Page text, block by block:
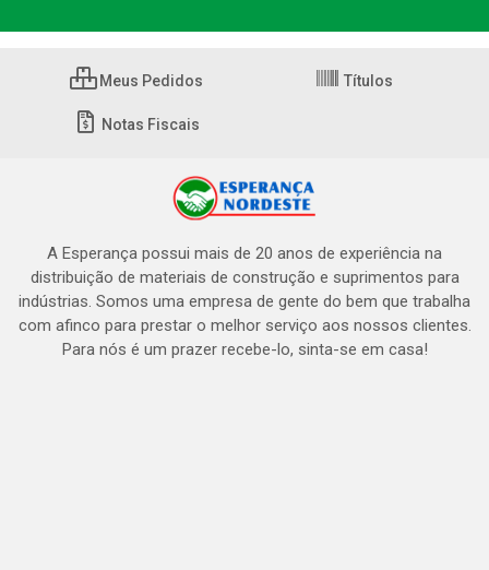
Meus Pedidos Títulos
Notas Fiscais
A Esperança possui mais de 20 anos de experiência na
distribuição de materiais de construção e suprimentos para
indústrias. Somos uma empresa de gente do bem que trabalha
com afinco para prestar o melhor serviço aos nossos clientes.
Para nós é um prazer recebe-lo, sinta-se em casa!